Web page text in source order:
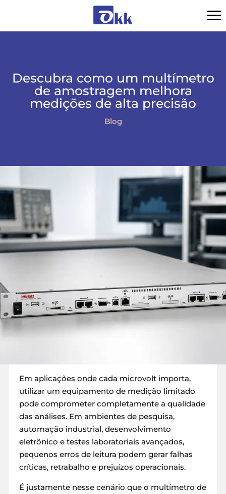
Descubra como um multímetro
de amostragem melhora
medições de alta precisão
Blog
Em aplicações onde cada microvolt importa,
utilizar um equipamento de medição limitado
pode comprometer completamente a qualidade
das análises. Em ambientes de pesquisa,
automação industrial, desenvolvimento
eletrônico e testes laboratoriais avançados,
pequenos erros de leitura podem gerar falhas
críticas, retrabalho e prejuízos operacionais.
É justamente nesse cenário que o multímetro de